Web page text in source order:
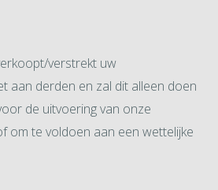
verstrekt uw
aan derden en zal dit alleen doen
de uitvoering van onze
om te voldoen aan een wettelijke